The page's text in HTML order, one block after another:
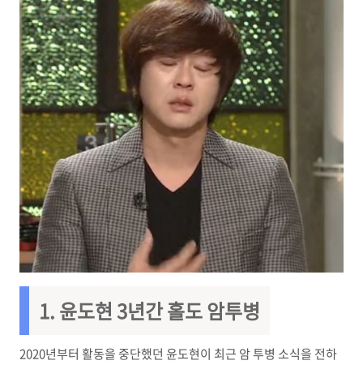
1. 윤도현 3년간 홀도 암투병
2020년부터 활동을 중단했던 윤도현이 최근 암 투병 소식을 전하